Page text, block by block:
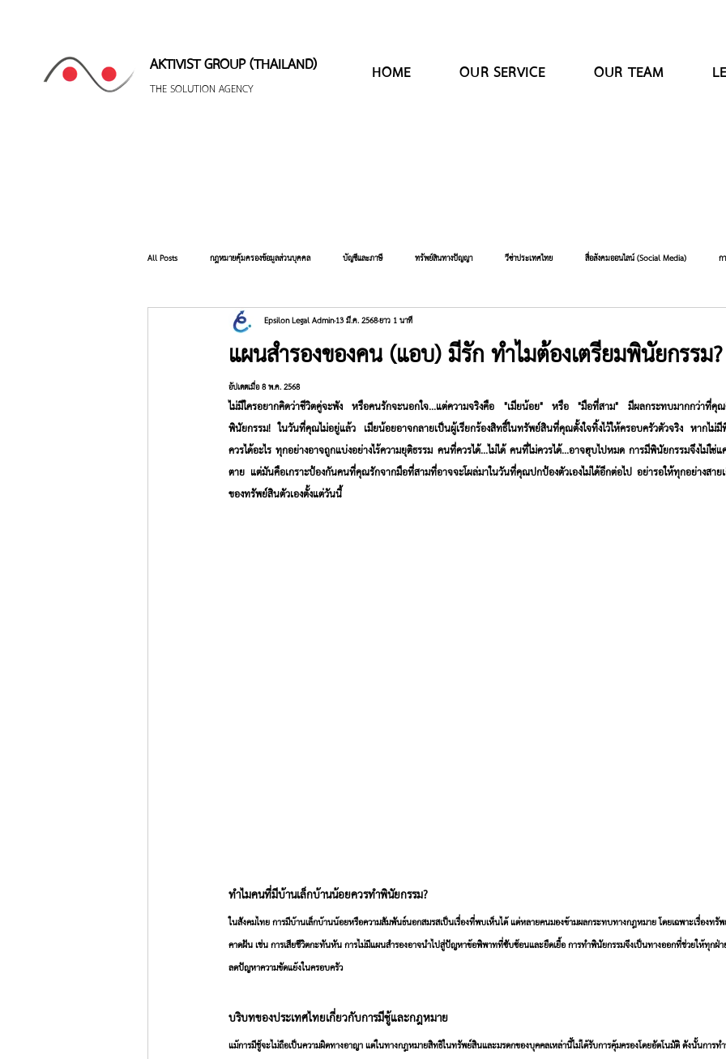
AKTIVIST GROUP (THAILAND)
THE SOLUTION AGENCY
HOME OUR SERVICE OUR TEAM
All Posts กฎหมายคุ้มครองข้อมูลส่วนบุคคล บัญชีและภาษี ทรัพย์สินทางปัญญา วีซ่าประเทศไทย สื่อสังคมออนไลน์ (Social Media) ก
โปรโมชั่น (Promotion) การจดทะเบียนบริษัทและห้างหุ้นส่วน
แผนสำรองของคน (แอบ) มีรัก ทำไมต้องเตรียมพินัยกรรม?
Epsilon Legal Admin13 มี.ค. 2568ยาว 1 นาที
อัปเดตเมื่อ8 พ.ค. 2568
ไม่มีใครอยากคิดว่าชีวิตคู่จะพัง หรือคนรักจะนอกใจ...แต่ความจริงคือ "เมียน้อย" หรือ "มือที่สาม" มีผลกระทบมากกว่าที่คุ
พินัยกรรม! ในวันที่คุณไม่อยู่แล้ว เมียน้อยอาจกลายเป็นผู้เรียกร้องสิทธิ์ในทรัพย์สินที่คุณตั้งใจทิ้งไว้ให้ครอบครัวตัวจริง หากไม่มี
ควรได้อะไร ทุกอย่างอาจถูกแบ่งอย่างไร้ความยุติธรรม คนที่ควรได้...ไม่ได้ คนที่ไม่ควรได้...อาจฮุบไปหมด การมีพินัยกรรมจึงไม่ใช่
ตาย แต่มันคือเกราะป้องกันคนที่คุณรักจากมือที่สามที่อาจจะโผล่มาในวันที่คุณปกป้องตัวเองไม่ได้อีกต่อไป อย่ารอให้ทุกอย่างส
ของทรัพย์สินตัวเองตั้งแต่วันนี้
ทำไมคนที่มีบ้านเล็กบ้านน้อยควรทำพินัยกรรม?
ในสังคมไทย การมีบ้านเล็กบ้านน้อยหรือความสัมพันธ์นอกสมรสเป็นเรื่องที่พบเห็นได้ แต่หลายคนมองข้ามผลกระทบทางกฎหมาย โดยเฉพาะเรื่องทรั
คาดฝัน เช่น การเสียชีวิตกะทันหัน การไม่มีแผนสำรองอาจนำไปสู่ปัญหาข้อพิพาทที่ซับซ้อนและยืดเยื้อ การทำพินัยกรรมจึงเป็นทางออกที่ช่วยให้ทุกฝ่า
ลดปัญหาความขัดแย้งในครอบครัว
บริบทของประเทศไทยเกี่ยวกับการมีชู้และกฎหมาย
แม้การมีชู้จะไม่ถือเป็นความผิดทางอาญา แต่ในทางกฎหมายสิทธิในทรัพย์สินและมรดกของบุคคลเหล่านี้ไม่ได้รับการคุ้มครองโดยอัตโนมัติ ดังนั้นการ